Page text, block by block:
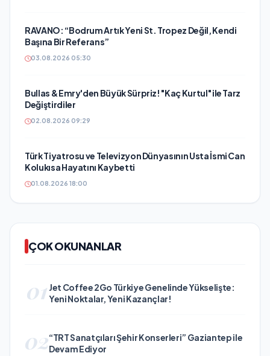
RAVANO: “Bodrum Artık Yeni St. Tropez Değil, Kendi
Başına Bir Referans”
03.08.2026 05:30
Bullas & Emry'den Büyük Sürpriz! "Kaç Kurtul" ile Tarz
Değiştirdiler
02.08.2026 09:29
Türk Tiyatrosu ve Televizyon Dünyasının Usta İsmi Can
Kolukısa Hayatını Kaybetti
01.08.2026 18:00
ÇOK OKUNANLAR
01 Jet Coffee 2Go Türkiye Genelinde Yükselişte:
Yeni Noktalar, Yeni Kazançlar!
02“TRT Sanatçıları Şehir Konserleri” Gaziantep ile
Devam Ediyor